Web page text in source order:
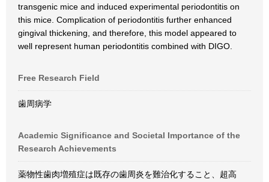
transgenic mice and induced experimental periodontitis on
this mice. Complication of periodontitis further enhanced
gingival thickening, and therefore, this model appeared to
well represent human periodontitis combined with DIGO.
Free Research Field
歯周病学
Academic Significance and Societal Importance of the
Research Achievements
薬物性歯肉増殖症は既存の歯周炎を難治化すること、超高